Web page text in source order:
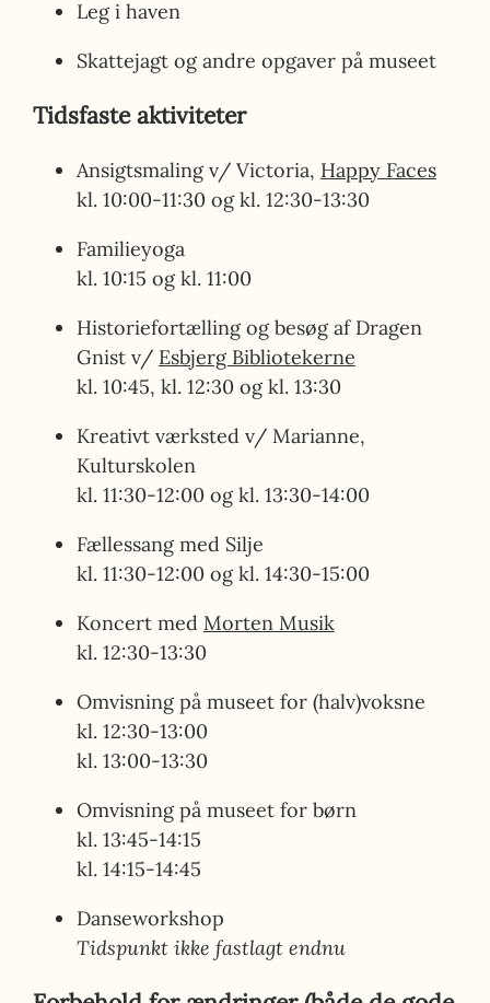
Leg i haven
Skattejagt og andre opgaver på museet
Tidsfaste aktiviteter
Ansigtsmaling v/ Victoria, Happy Faces
kl. 10:00-11:30 og kl. 12:30-13:30
Familieyoga
kl. 10:15 og kl. 11:00
Historiefortælling og besøg af Dragen
Gnist v/ Esbjerg Bibliotekerne
kl. 10:45, kl. 12:30 og kl. 13:30
Kreativt værksted v/ Marianne,
Kulturskolen
kl. 11:30-12:00 og kl. 13:30-14:00
Fællessang med Silje
kl. 11:30-12:00 og kl. 14:30-15:00
Koncert med Morten Musik
kl. 12:30-13:30
Omvisning på museet for (halv)voksne
kl. 12:30-13:00
kl. 13:00-13:30
Omvisning på museet for børn
kl. 13:45-14:15
kl. 14:15-14:45
Danseworkshop
Tidspunkt ikke fastlagt endnu